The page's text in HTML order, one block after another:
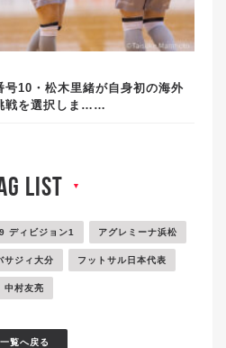
号10・松木里緒が自身初の海外
戦を選択しま……
list ▼
ディビジョン1 アグレミーナ浜松
サジィ大分 フットサル日本代表
中村友亮
一覧へ戻る